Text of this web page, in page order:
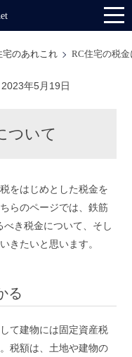
宅のあれこれ RC住宅の税
2023年5月19日
ついて
をはじめとした税金を
らのページでは、鉄筋
き税金について、そし
きたいと思います。
る
て建物には固定資産税
税額は、土地や建物の